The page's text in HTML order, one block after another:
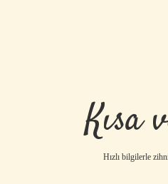
Kısa
Hızlı bilgilerle